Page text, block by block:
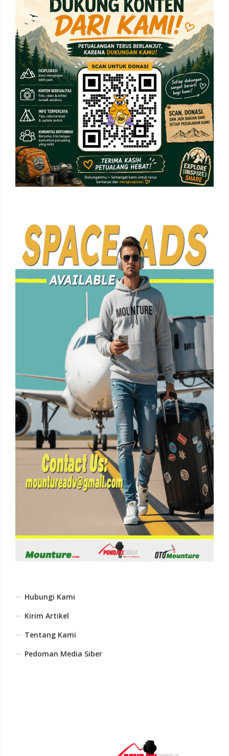
Hubungi Kami
Kirim Artikel
Tentang Kami
Pedoman Media Siber